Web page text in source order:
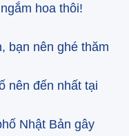
hoa thôi!
bạn nên ghé thăm
nên đến nhất tại
Nhật Bản gây